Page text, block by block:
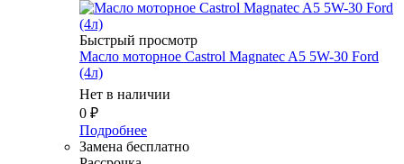
Быстрый просмотр
Масло мотоpное Castrol Magnatec A5 5W-30 Ford
(4л)
Нет в наличии
0 ₽
Подробнее
Замена бесплатно